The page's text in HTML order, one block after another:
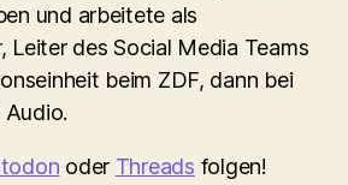
und arbeitete als
Leiter des Social Media Teams
beim ZDF, dann bei
Audio.
oder Threads folgen!